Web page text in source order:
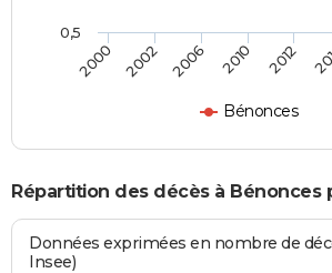
Bénonces
2000 2002 2006 2010 2012
0,5
Répartition des décès à Bénonces
Données exprimées en nombre de
Insee)